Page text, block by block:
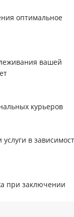
оптимальное
вашей
курьеров
в
при заключении